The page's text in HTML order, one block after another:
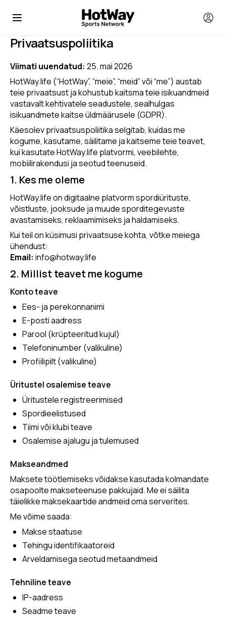
Privaatsuspoliitika
Viimati uuendatud: 25. mai 2026
HotWay.life (“HotWay”, “meie”, “meid” või “me”) austab
teie privaatsust ja kohustub kaitsma teie isikuandmeid
vastavalt kehtivatele seadustele, sealhulgas
isikuandmete kaitse üldmäärusele (GDPR).
Käesolev privaatsuspoliitika selgitab, kuidas me
kogume, kasutame, säilitame ja kaitseme teie teavet,
kui kasutate HotWay.life platvormi, veebilehte,
mobiilirakendusi ja seotud teenuseid.
1. Kes me oleme
HotWay.life on digitaalne platvorm spordiürituste,
võistluste, jooksude ja muude sporditegevuste
avastamiseks, reklaamimiseks ja haldamiseks.
Kui teil on küsimusi privaatsuse kohta, võtke meiega
ühendust:
Email: info@hotway.life
2. Millist teavet me kogume
Konto teave
Ees- ja perekonnanimi
E-posti aadress
Parool (krüpteeritud kujul)
Telefoninumber (valikuline)
Profiilipilt (valikuline)
Üritustel osalemise teave
Üritustele registreerimised
Spordieelistused
Tiimi või klubi teave
Osalemise ajalugu ja tulemused
Makseandmed
Maksete töötlemiseks võidakse kasutada kolmandate
osapoolte makseteenuse pakkujaid. Me ei säilita
täielikke maksekaartide andmeid oma serverites.
Me võime saada:
Makse staatuse
Tehingu identifikaatoreid
Arveldamisega seotud metaandmeid
Tehniline teave
IP-aadress
Seadme teave